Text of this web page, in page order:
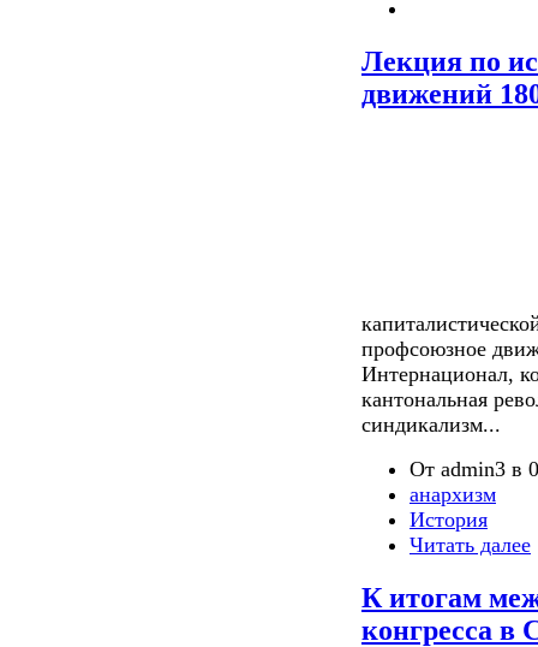
Лекция по
движений
профсоюзное
Интернационал,
кантональная
синдикализм...
От admin3 в
анархизм
История
Читать далее
К итогам
конгресса в